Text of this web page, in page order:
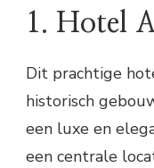
1. Hotel
Dit prachtige
historisch
een luxe en
een centrale